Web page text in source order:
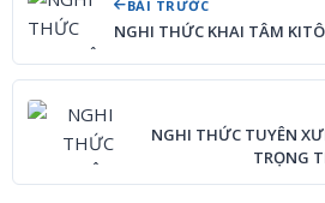
BÀI TRƯỚC
NGHI THỨC KHAI TÂM
NGHI THỨC TUYÊN
TRỌNG